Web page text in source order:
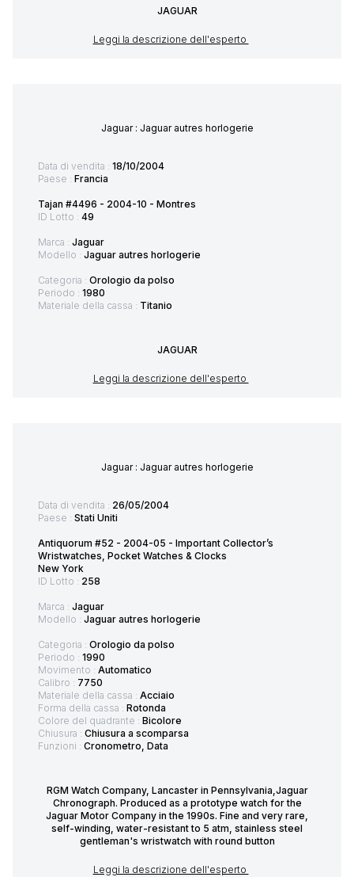
JAGUAR
Leggi la descrizione dell'esperto
Jaguar : Jaguar autres horlogerie
Data di vendita : 18/10/2004
Paese : Francia
Tajan #4496 - 2004-10 - Montres
ID Lotto : 49
Marca : Jaguar
Modello : Jaguar autres horlogerie
Categoria : Orologio da polso
Periodo : 1980
Materiale della cassa : Titanio
JAGUAR
Leggi la descrizione dell'esperto
Jaguar : Jaguar autres horlogerie
Data di vendita : 26/05/2004
Paese : Stati Uniti
Antiquorum #52 - 2004-05 - Important Collector’s
Wristwatches, Pocket Watches & Clocks
New York
ID Lotto : 258
Marca : Jaguar
Modello : Jaguar autres horlogerie
Categoria : Orologio da polso
Periodo : 1990
Movimento : Automatico
Calibro : 7750
Materiale della cassa : Acciaio
Forma della cassa : Rotonda
Colore del quadrante : Bicolore
Chiusura : Chiusura a scomparsa
Funzioni : Cronometro, Data
RGM Watch Company, Lancaster in Pennsylvania,Jaguar
Chronograph. Produced as a prototype watch for the
Jaguar Motor Company in the 1990s. Fine and very rare,
self-winding, water-resistant to 5 atm, stainless steel
gentleman's wristwatch with round button
Leggi la descrizione dell'esperto